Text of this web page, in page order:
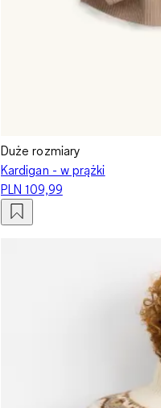
Duże rozmiary
Kardigan - w prążki
PLN 109,99